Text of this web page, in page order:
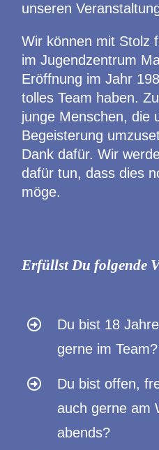
unseren
Wir können mit Stolz
im Jugendzentrum
Eröffnung im Jahr
tolles Team haben.
junge Menschen, die
Begeisterung
Dank dafür. Wir
dafür tun, dass dies
möge.
Erfüllst Du folgende
Du bist 18
gerne im Team?
Du bist offen,
auch gerne am
abends?